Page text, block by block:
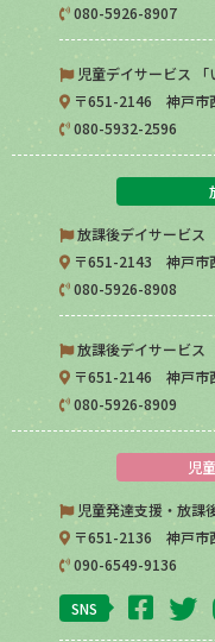
080-5926-8907
児童デイサービス
〒651-2146 神戸市
080-5932-2596
放課後デイサービス
〒651-2143 神戸市
080-5926-8908
放課後デイサービス
〒651-2146 神戸市
080-5926-8909
児
児童発達支援・放課
〒651-2136 神戸市
090-6549-9136
SNS